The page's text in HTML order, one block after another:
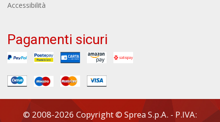
Accessibilità
Pagamenti sicuri
© 2008-2026 Copyright © Sprea S.p.A. - P.IVA: